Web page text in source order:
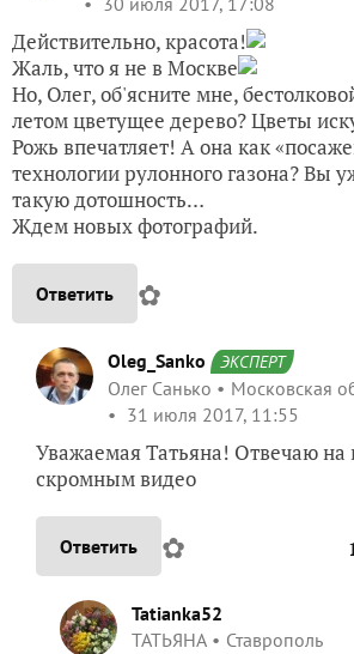
Действительно, красота!
Жаль, что я не в Москве
Но, Олег, об'ясните мне,
летом цветущее дерево? Цветы
Рожь впечатляет! А она как
технологии рулонного газона? Вы
такую дотошность…
Ждем новых фотографий.
Ответить ✿
Oleg_Sanko ЭКСПЕРТ
Олег Санько
Московская
31 июля 2017, 11:55
Уважаемая Татьяна! Отвечаю на
скромным видео
Ответить ✿
Tatianka52
ТАТЬЯНА
Ставрополь